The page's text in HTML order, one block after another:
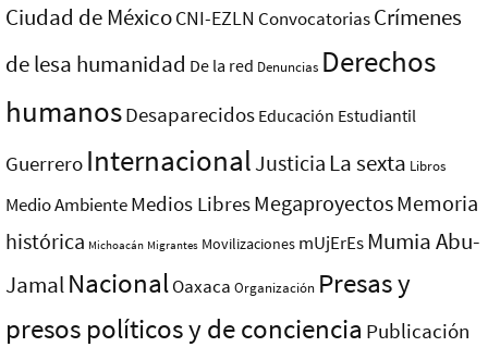
Ciudad de MéxicoCNI-EZLN ConvocatoriasCrímenes
de lesa humanidad De la red Denuncias Derechos
humanosDesaparecidos Educación Estudiantil
Guerrero InternacionalJusticia La sexta Libros
Medio AmbienteMedios LibresMegaproyectosMemoria
histórica Michoacán Migrantes Movilizaciones mUjErEsMumia Abu-
JamalNacionalOaxaca Organización Presas y
presos polí­ticos y de conciencia Publicación